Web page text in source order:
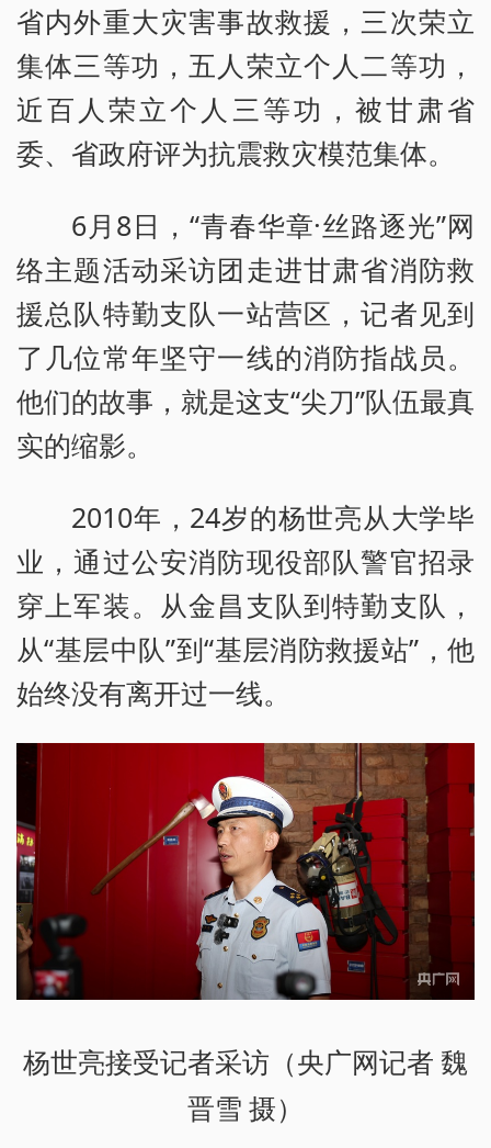
省内外重大灾害事故救援，三次荣立
集体三等功，五人荣立个人二等功，
近百人荣立个人三等功，被甘肃省
委、省政府评为抗震救灾模范集体。
6月8日，“青春华章·丝路逐光”网
络主题活动采访团走进甘肃省消防救
援总队特勤支队一站营区，记者见到
了几位常年坚守一线的消防指战员。
他们的故事，就是这支“尖刀”队伍最真
实的缩影。
2010年，24岁的杨世亮从大学毕
业，通过公安消防现役部队警官招录
穿上军装。从金昌支队到特勤支队，
从“基层中队”到“基层消防救援站”，他
始终没有离开过一线。
杨世亮接受记者采访（央广网记者 魏
晋雪 摄）